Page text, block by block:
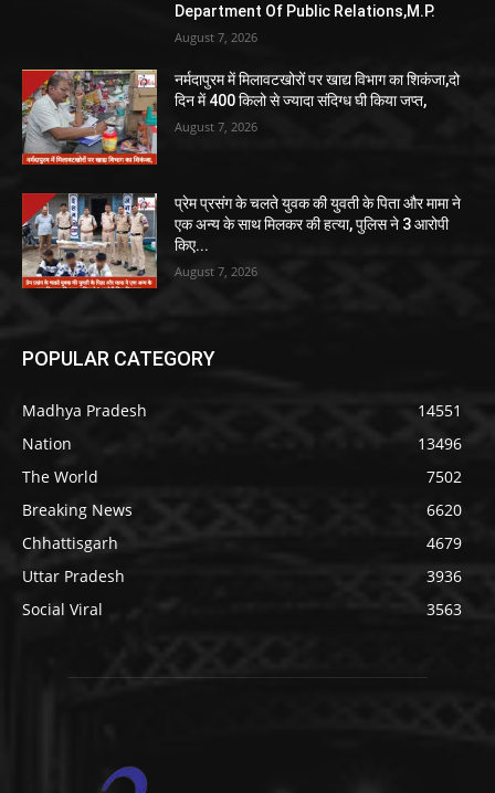
Department Of Public Relations,M.P.
August 7, 2026
नर्मदापुरम में मिलावटखोरों पर खाद्य विभाग का शिकंजा,दो
दिन में 400 किलो से ज्यादा संदिग्ध घी किया जप्त,
August 7, 2026
प्रेम प्रसंग के चलते युवक की युवती के पिता और मामा ने
एक अन्य के साथ मिलकर की हत्या, पुलिस ने 3 आरोपी
किए...
August 7, 2026
POPULAR CATEGORY
Madhya Pradesh
14551
Nation
13496
The World
7502
Breaking News
6620
Chhattisgarh
4679
Uttar Pradesh
3936
Social Viral
3563